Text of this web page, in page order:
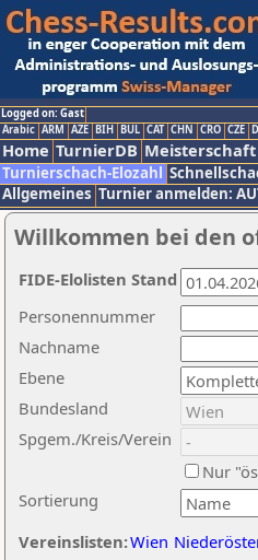
Logged on: Gast
Arabic ARM AZE BIH BUL CAT CHN CRO CZE
Home TurnierDB Meisterschaft
Turnierschach-Elozahl
Allgemeines Turnier anmelden:
Willkommen bei den
Nachname
Ebene
Sortierung
Personennummer
Bundesland
Spgem./Kreis/Verein
Nur
Vereinslisten:Wien
FIDE-Elolisten Stand